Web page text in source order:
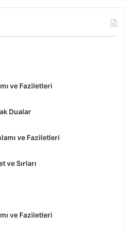
ve Faziletleri
Dualar
ve Faziletleri
ve Sırları
ve Faziletleri